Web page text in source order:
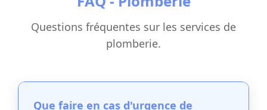
Questions fréquentes sur les services de
plomberie.
Que faire en cas d'urgence de